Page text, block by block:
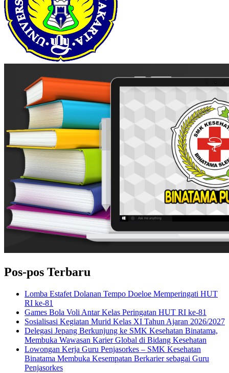
Pos-pos Terbaru
Lomba Estafet Dolanan Tempo Doeloe Memperingati HUT
RI ke-81
Games Bola Voli Antar Kelas Peringatan HUT RI ke-81
Sosialisasi Kegiatan Murid Kelas XI Tahun Ajaran 2026/2027
Delegasi Jepang Berkunjung ke SMK Kesehatan Binatama,
Membuka Wawasan Karier Global di Bidang Kesehatan
Lowongan Kerja Guru Penjasorkes – SMK Kesehatan
Binatama Membuka Kesempatan Berkarier sebagai Guru
Penjasorkes